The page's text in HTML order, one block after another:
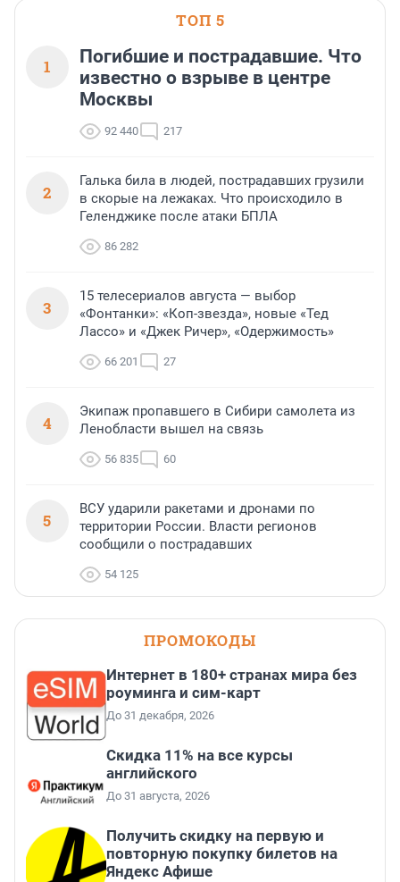
ТОП 5
1
Погибшие и пострадавшие. Что
известно о взрыве в центре
Москвы
92 440 217
2
Галька била в людей, пострадавших грузили
в скорые на лежаках. Что происходило в
Геленджике после атаки БПЛА
86 282
3
15 телесериалов августа — выбор
«Фонтанки»: «Коп-звезда», новые «Тед
Лассо» и «Джек Ричер», «Одержимость»
66 201 27
4
Экипаж пропавшего в Сибири самолета из
Ленобласти вышел на связь
56 835 60
5
ВСУ ударили ракетами и дронами по
территории России. Власти регионов
сообщили о пострадавших
54 125
ПРОМОКОДЫ
Интернет в 180+ странах мира без
роуминга и сим-карт
До 31 декабря, 2026
Скидка 11% на все курсы
английского
До 31 августа, 2026
Получить скидку на первую и
повторную покупку билетов на
Яндекс Афише